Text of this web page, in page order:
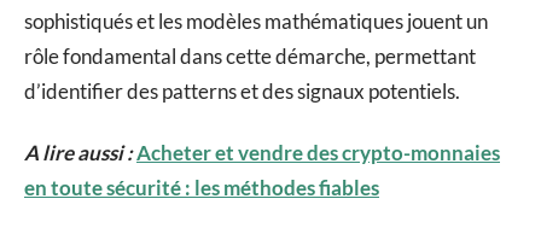
sophistiqués et les modèles mathématiques jouent un
rôle fondamental dans cette démarche, permettant
d’identifier des patterns et des signaux potentiels.
A lire aussi :Acheter et vendre des crypto-monnaies
en toute sécurité : les méthodes fiables